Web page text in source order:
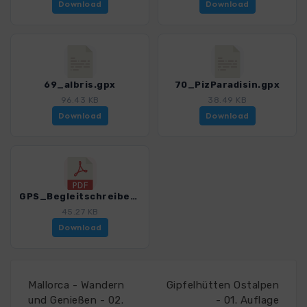
Download Download
69_albris.gpx
96.43 KB
Download
70_PizParadisin.gpx
38.49 KB
Download
GPS_Begleitschreiben_Download_SEL_3000er.pdf
45.27 KB
Download
Mallorca - Wandern
und Genießen - 02.
Gipfelhütten Ostalpen
- 01. Auflage